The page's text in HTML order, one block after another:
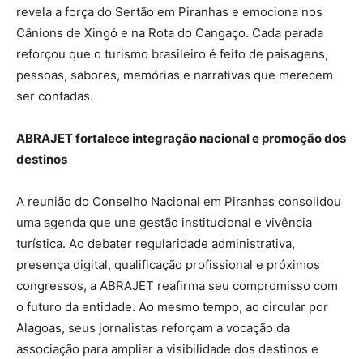
revela a força do Sertão em Piranhas e emociona nos
Cânions de Xingó e na Rota do Cangaço. Cada parada
reforçou que o turismo brasileiro é feito de paisagens,
pessoas, sabores, memórias e narrativas que merecem
ser contadas.
ABRAJET fortalece integração nacional e promoção dos
destinos
A reunião do Conselho Nacional em Piranhas consolidou
uma agenda que une gestão institucional e vivência
turística. Ao debater regularidade administrativa,
presença digital, qualificação profissional e próximos
congressos, a ABRAJET reafirma seu compromisso com
o futuro da entidade. Ao mesmo tempo, ao circular por
Alagoas, seus jornalistas reforçam a vocação da
associação para ampliar a visibilidade dos destinos e